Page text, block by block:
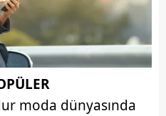
moda dünyasında